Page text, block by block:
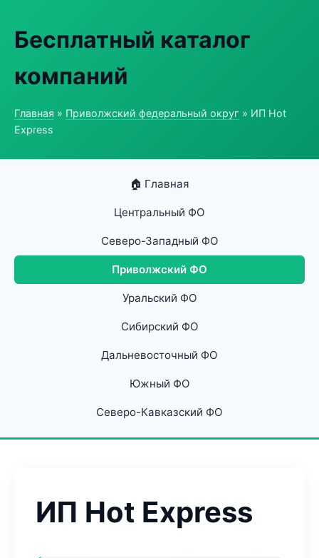
Бесплатный каталог
компаний
Главная » Приволжский федеральный округ » ИП Hot
Express
🏠 Главная
Центральный ФО
Северо-Западный ФО
Приволжский ФО
Уральский ФО
Сибирский ФО
Дальневосточный ФО
Южный ФО
Северо-Кавказский ФО
ИП Hot Express